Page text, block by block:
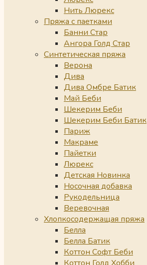
Нить Люрекс
Пряжа с паетками
Банни Стар
Ангора Голд Стар
Синтетическая пряжа
Верона
Дива
Дива Омбре Батик
Май Беби
Шекерим Беби
Шекерим Беби Батик
Париж
Макраме
Пайетки
Люрекс
Детская Новинка
Носочная добавка
Рукодельница
Веревочная
Хлопкосодержащая пряжа
Белла
Белла Батик
Коттон Софт Беби